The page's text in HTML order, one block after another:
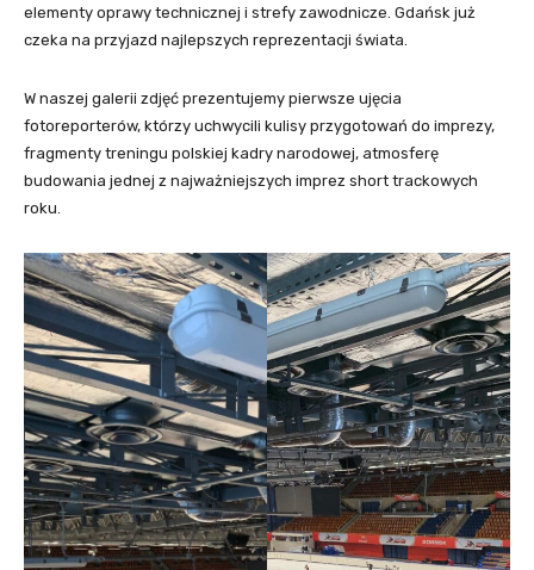
elementy oprawy technicznej i strefy zawodnicze. Gdańsk już
czeka na przyjazd najlepszych reprezentacji świata.
W naszej galerii zdjęć prezentujemy pierwsze ujęcia
fotoreporterów, którzy uchwycili kulisy przygotowań do imprezy,
fragmenty treningu polskiej kadry narodowej, atmosferę
budowania jednej z najważniejszych imprez short trackowych
roku.